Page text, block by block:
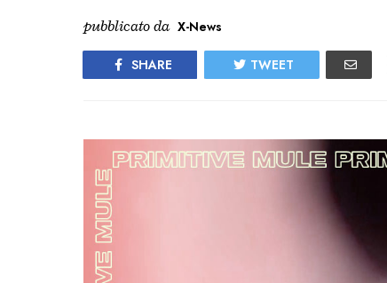
pubblicato da X-News
SHARE TWEET